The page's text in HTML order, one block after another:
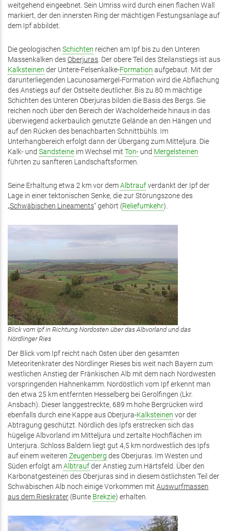
weitgehend eingeebnet. Sein Umriss wird durch einen flachen Wall
markiert, der den innersten Ring der mächtigen Festungsanlage auf
dem Ipf abbildet.
Die geologischen Schichten reichen am Ipf bis zu den Unteren
Massenkalken desOberjuras. Der obere Teil des Steilanstiegs ist aus
Kalksteinen der Untere-Felsenkalke-Formation aufgebaut. Mit der
darunterliegenden Lacunosamergel-Formation wird die Abflachung
des Anstiegs auf der Ostseite deutlicher. Bis zu 80 m mächtige
Schichten des Unteren Oberjuras bilden die Basis des Bergs. Sie
reichen noch über den Bereich der Wacholderheide hinaus in das
überwiegend ackerbaulich genutzte Gelände an den Hängen und
auf den Rücken des benachbarten Schnittbühls. Im
Unterhangbereich erfolgt dann der Übergang zum Mitteljura. Die
Kalk- und Sandsteine im Wechsel mit Ton- und Mergelsteinen
führten zu sanfteren Landschaftsformen.
Seine Erhaltung etwa 2 km vor demAlbtraufverdankt der Ipf der
Lage in einer tektonischen Senke, die zur Störungszone des
„Schwäbischen Lineaments“ gehört (Reliefumkehr).
Blick vom Ipf in Richtung Nordosten über das Albvorland und das
Nördlinger Ries
Der Blick vom Ipf reicht nach Osten über den gesamten
Meteoritenkrater des Nördlinger Rieses bis weit nach Bayern zum
westlichen Anstieg der Fränkischen Alb mit dem nach Nordwesten
vorspringenden Hahnenkamm. Nordöstlich vom Ipf erkennt man
den etwa 25 km entfernten Hesselberg bei Gerolfingen (Lkr.
Ansbach). Dieser langgestreckte, 689 m hohe Bergrücken wird
ebenfalls durch eine Kappe aus Oberjura-Kalksteinen vor der
Abtragung geschützt. Nördlich des Ipfs erstrecken sich das
hügelige Albvorland im Mitteljura und zertalte Hochflächen im
Unterjura. Schloss Baldern liegt gut 4,5 km nordwestlich des Ipfs
auf einem weiteren Zeugenberg des Oberjuras. Im Westen und
Süden erfolgt amAlbtraufder Anstieg zum Härtsfeld. Über den
Karbonatgesteinen des Oberjuras sind in diesem östlichsten Teil der
Schwäbischen Alb noch einige Vorkommen mit Auswurfmassen
aus dem Rieskrater (Bunte Brekzie) erhalten.